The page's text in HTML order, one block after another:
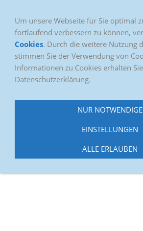
Um unsere Webseite für Sie optimal
fortlaufend verbessern zu können,
Cookies. Durch die weitere Nutzung
stimmen Sie der Verwendung von
Informationen zu Cookies erhalten
Datenschutzerklärung.
NUR NOTWENDIGE
EINSTELLUNGEN
ALLE ERLAUBEN